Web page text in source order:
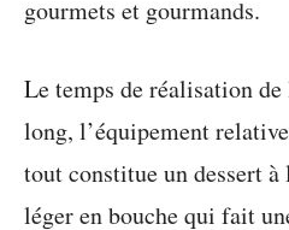
Le temps de réalisation de
long, l’équipement
tout constitue un dessert
léger en bouche qui fait